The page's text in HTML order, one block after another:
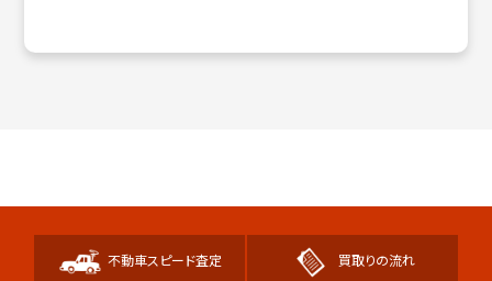
不動車スピード査定 買取りの流れ